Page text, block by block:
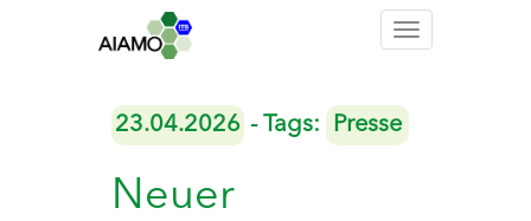
Toggle
23.04.2026 - Tags: Presse
Neuer